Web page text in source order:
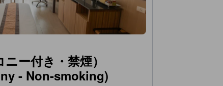
ー付き・禁煙）
- Non-smoking)